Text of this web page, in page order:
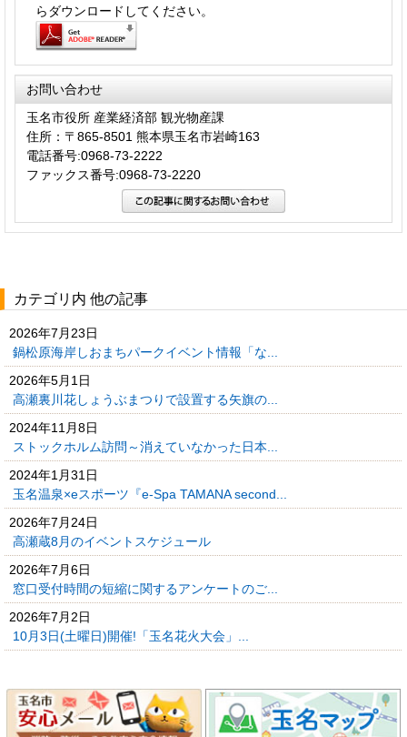
らダウンロードしてください。
お問い合わせ
玉名市役所 産業経済部 観光物産課
住所：〒865-8501 熊本県玉名市岩崎163
電話番号:0968-73-2222
ファックス番号:0968-73-2220
カテゴリ内 他の記事
2026年7月23日
鍋松原海岸しおまちパークイベント情報「な...
2026年5月1日
高瀬裏川花しょうぶまつりで設置する矢旗の...
2024年11月8日
ストックホルム訪問～消えていなかった日本...
2024年1月31日
玉名温泉×eスポーツ『e-Spa TAMANA second...
2026年7月24日
高瀬蔵8月のイベントスケジュール
2026年7月6日
窓口受付時間の短縮に関するアンケートのご...
2026年7月2日
10月3日(土曜日)開催!「玉名花火大会」...